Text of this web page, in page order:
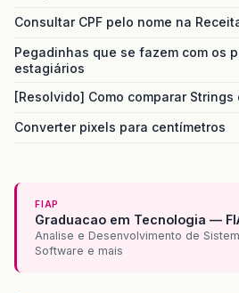
Consultar CPF pelo nome na
Pegadinhas que se fazem com os
estagiários
[Resolvido] Como comparar Strings
Converter pixels para centímetros
FIAP
Graduacao em Tecnologia —
Analise e Desenvolvimento de
Software e mais